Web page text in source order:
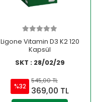
Ligone Vitamin D3 K2 120
Kapsül
SKT : 28/02/29
%32
545,00 TL
369,00 TL